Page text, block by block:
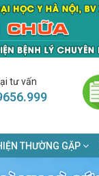
tư vấn
THƯỜNG GẶP